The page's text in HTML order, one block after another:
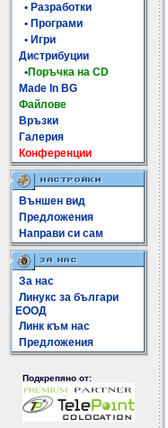
• Разработки
• Програми
• Игри
Дистрибуции
•Поръчка на CD
Made In BG
Файлове
Връзки
Галерия
Конференции
Външен вид
Предложения
Направи си сам
За нас
Линукс за българи
ЕООД
Линк към нас
Предложения
Подкрепяно от: